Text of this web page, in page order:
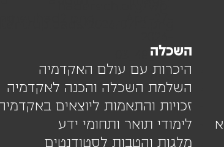
השכלה
היכרות עם עולם האקדמיה
השלמת השכלה והכנה לאקדמיה
זכויות והתאמות ליוצאים
לימודי תואר ותחומי ידע
מלגות והטבות לסטודנטים